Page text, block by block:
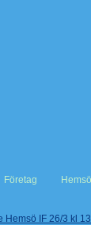
Företag
Hemsö IF 26/3 kl